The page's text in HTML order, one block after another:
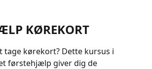
KØREKORT
tage kørekort? Dette kursus i
førstehjælp giver dig de